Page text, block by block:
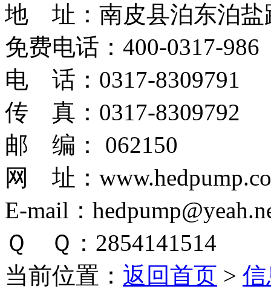
地 址：南皮县泊东泊盐
免费电话：400-0317-986
电 话：0317-8309791
传 真：0317-8309792
邮 编： 062150
网 址：
E-mail：
Ｑ Ｑ：2854141514
当前位置： 返回首页 >